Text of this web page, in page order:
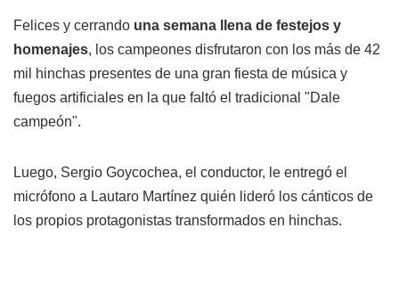
Felices y cerrando una semana llena de festejos y
homenajes, los campeones disfrutaron con los más de 42
mil hinchas presentes de una gran fiesta de música y
fuegos artificiales en la que faltó el tradicional "Dale
campeón".
Luego, Sergio Goycochea, el conductor, le entregó el
micrófono a Lautaro Martínez quién lideró los cánticos de
los propios protagonistas transformados en hinchas.